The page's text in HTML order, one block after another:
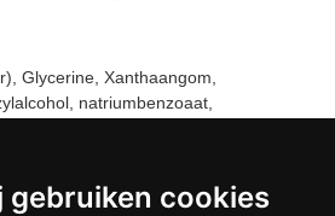
gebruiken cookies
Glycerine, Xanthaangom,
natriumbenzoaat,